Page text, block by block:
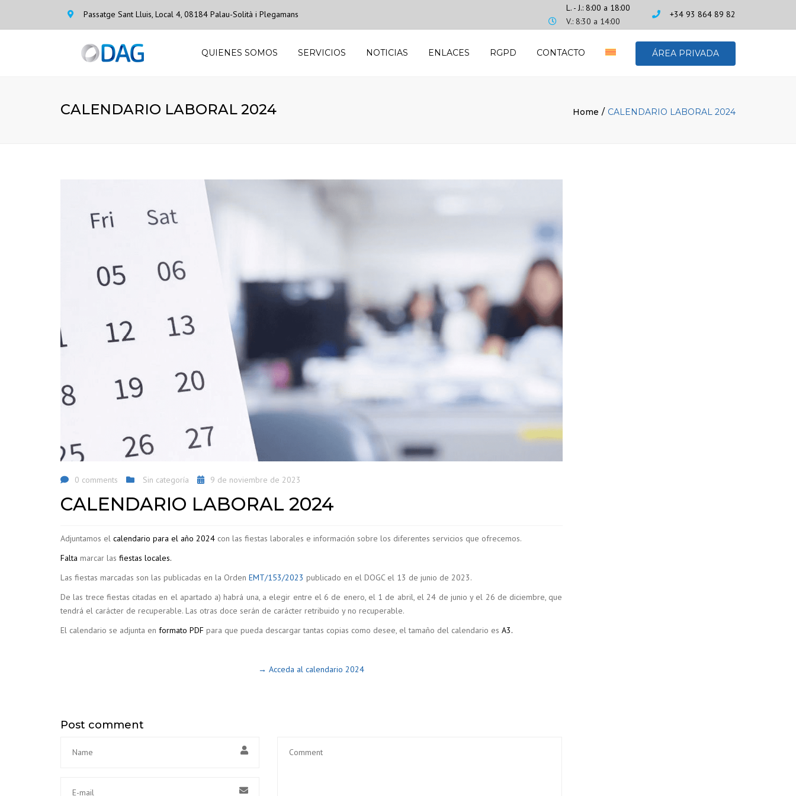
Passatge Sant Lluis, Local 4, 08184 Palau-Solità i Plegamans
L. - J.: 8:00 a 18:00
V.: 8:30 a 14:00
+34 93 864 89 82
QUIENES SOMOS SERVICIOS NOTICIAS ENLACES RGPD CONTACTO ÁREA PRIVADA
CALENDARIO LABORAL 2024 Home CALENDARIO LABORAL 2024
0 comments Sin categoría 9 de noviembre de 2023
CALENDARIO LABORAL 2024
Adjuntamos el calendario para el año 2024 con las fiestas laborales e información sobre los diferentes servicios que ofrecemos.
Falta marcar las fiestas locales.
Las fiestas marcadas son las publicadas en la Orden EMT/153/2023 publicado en el DOGC el 13 de junio de 2023.
De las trece fiestas citadas en el apartado a) habrá una, a elegir entre el 6 de enero, el 1 de abril, el 24 de junio y el 26 de diciembre, que
tendrá el carácter de recuperable. Las otras doce serán de carácter retribuido y no recuperable.
El calendario se adjunta en formato PDF para que pueda descargar tantas copias como desee, el tamaño del calendario es A3.
→ Acceda al calendario 2024
Post comment